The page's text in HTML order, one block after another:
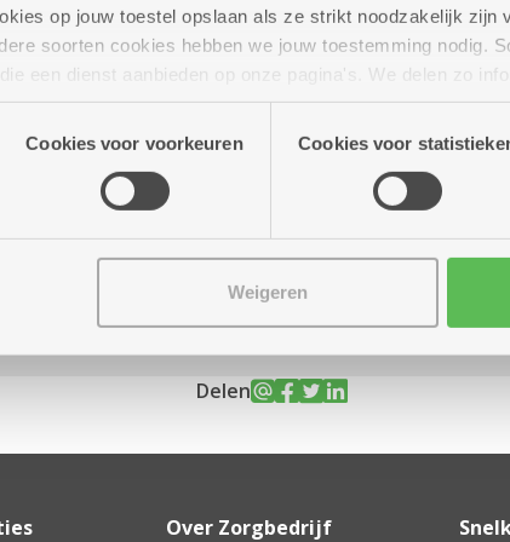
op jouw toestel opslaan als ze strikt noodzakelijk zijn
soorten cookies hebben we jouw toestemming nodig.
een dienst aanbieden op onze pagina's. We delen zo
onze site voor social media, advertenties en analyse.
die je aan hen verstrekte.
Cookies voor voorkeuren Cookies voor
Weigeren
Delen
Over Zorgbedrijf